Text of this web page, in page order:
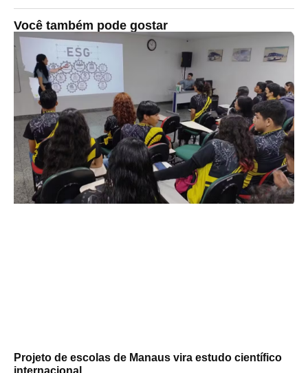
Você também pode gostar
Projeto de escolas de Manaus vira estudo científico
internacional